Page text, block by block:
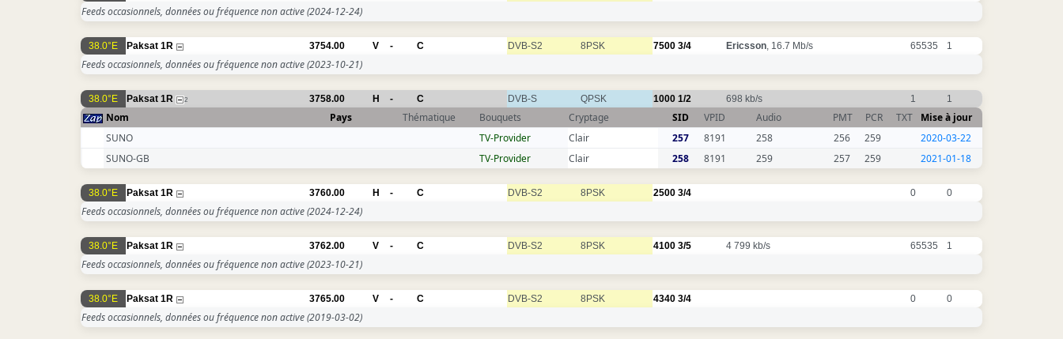
Feeds occasionnels, données ou fréquence non active(2024-12-24)
38.0°E Paksat 1R 3754.00 V - C DVB-S2 8PSK 7500 3/4 Ericsson, 16.7 Mb/s 65535 1
Feeds occasionnels, données ou fréquence non active(2023-10-21)
38.0°E Paksat 1R 2 3758.00 H - C DVB-S QPSK 1000 1/2 698 kb/s 1 1
Nom Pays Thématique Bouquets Cryptage SID VPID Audio PMT PCR TXT
Mise à jour
SUNO
TV-Provider Clair 257 8191 258 256 259
2020-03-22
SUNO-GB
TV-Provider Clair 258 8191 259 257 259 2021-01-18
38.0°E Paksat 1R 3760.00 H - C DVB-S2 8PSK 2500 3/4 0 0
Feeds occasionnels, données ou fréquence non active(2024-12-24)
38.0°E Paksat 1R 3762.00 V - C DVB-S2 8PSK 4100 3/5 4 799 kb/s 65535 1
Feeds occasionnels, données ou fréquence non active(2023-10-21)
38.0°E Paksat 1R 3765.00 V - C DVB-S2 8PSK 4340 3/4 0 0
Feeds occasionnels, données ou fréquence non active(2019-03-02)